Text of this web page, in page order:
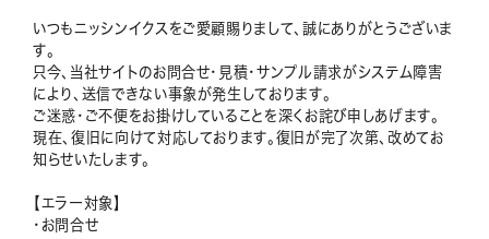
いつもニッシンイクスをご愛顧賜りまして、誠にありがとうございま
す。
只今、当社サイトのお問合せ・見積・サンプル請求がシステム障害
により、送信できない事象が発生しております。
ご迷惑・ご不便をお掛けしていることを深くお詫び申しあげます。
現在、復旧に向けて対応しております。復旧が完了次第、改めてお
知らせいたします。
【エラー対象】
・お問合せ